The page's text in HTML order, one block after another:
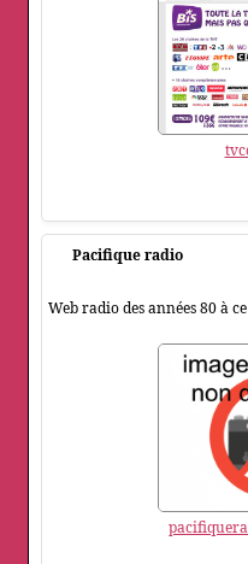
Pacifique radio
Web radio des années 80 à